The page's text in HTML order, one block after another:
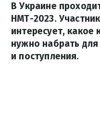
В Украине
НМТ-2023.
интересует, какое
нужно набрать
и поступления.